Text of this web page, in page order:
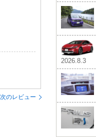
次のレビュー
2026.8.3